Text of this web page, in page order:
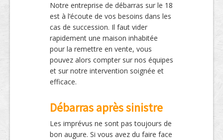
Notre entreprise de débarras sur le 18
est à l’écoute de vos besoins dans les
cas de succession. Il faut vider
rapidement une maison inhabitée
pour la remettre en vente, vous
pouvez alors compter sur nos équipes
et sur notre intervention soignée et
efficace.
Débarras après sinistre
Les imprévus ne sont pas toujours de
bon augure. Si vous avez du faire face